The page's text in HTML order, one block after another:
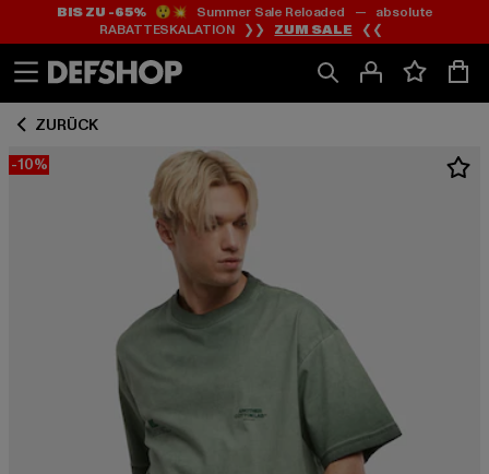
Zum
Inhalt
springen
Zum
Fußzeile
springen
BIS ZU -65%😲💥 Summer Sale Reloaded — absolute
RABATTESKALATION ❯❯ ZUM SALE ❮❮
ZURÜCK
-10%